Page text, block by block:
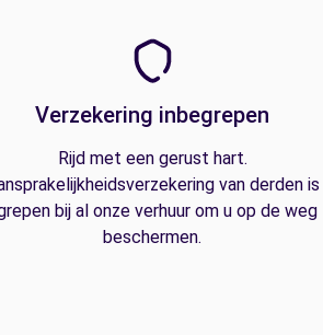
Verzekering inbegrepen
Rijd met een gerust hart.
van derden is
bij al onze verhuur om u op de
beschermen.